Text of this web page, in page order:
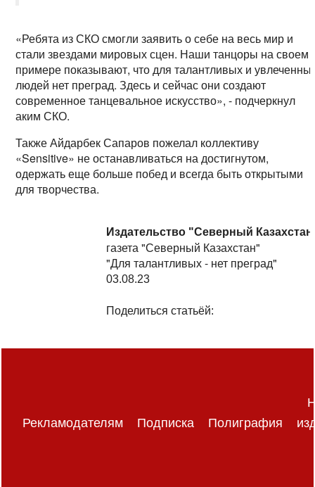
«Ребята из СКО смогли заявить о себе на весь мир и
стали звездами мировых сцен. Наши танцоры на своем
примере показывают, что для талантливых и
людей нет преград. Здесь и сейчас они создают
современное танцевальное искусство», - подчеркнул
аким СКО.
Также Айдарбек Сапаров пожелал коллективу
«Sensitive» не останавливаться на достигнутом,
одержать еще больше побед и всегда быть открытыми
для творчества.
Издательство "Северный
газета "Северный Казахстан"
"Для талантливых - нет преград"
03.08.23
Поделиться статьёй:
Рекламодателям Подписка Полиграфия